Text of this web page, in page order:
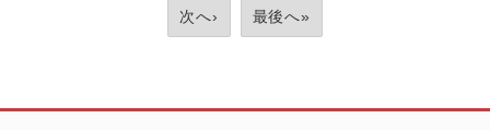
次へ› 最後へ»